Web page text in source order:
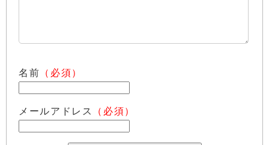
名前 （必須）
メールアドレス （必須）